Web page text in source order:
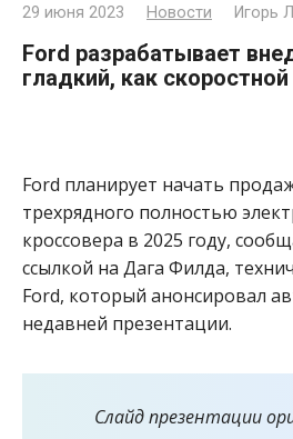
29 июня 2023 Новости Игорь
Ford разрабатывает
гладкий, как
Ford планирует начать
трехрядного полностью
кроссовера в 2025 году,
ссылкой на Дага Филда,
Ford, который анонсировал
недавней презентации.
Слайд презентации